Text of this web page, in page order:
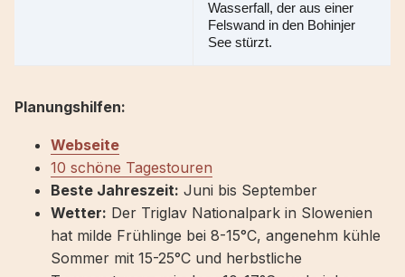
Wasserfall, der aus einer
Felswand in den Bohinjer
See stürzt.
Planungshilfen:
Webseite
10 schöne Tagestouren
Beste Jahreszeit: Juni bis September
Wetter: Der Triglav Nationalpark in Slowenien
hat milde Frühlinge bei 8-15°C, angenehm kühle
Sommer mit 15-25°C und herbstliche